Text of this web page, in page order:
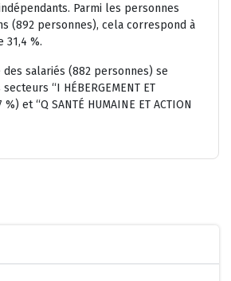
. Parmi les personnes
(892 personnes), cela correspond à
31,4 %.
des salariés (882 personnes) se
secteurs “I HÉBERGEMENT ET
%) et“Q SANTÉ HUMAINE ET ACTION